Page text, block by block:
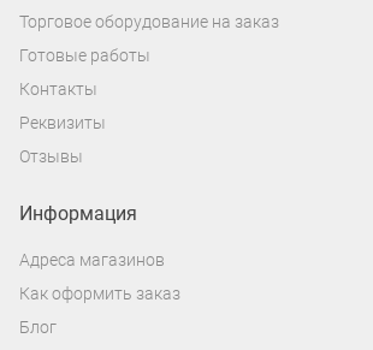
Торговое оборудование на заказ
Готовые работы
Контакты
Реквизиты
Отзывы
Информация
Адреса магазинов
Как оформить заказ
Блог